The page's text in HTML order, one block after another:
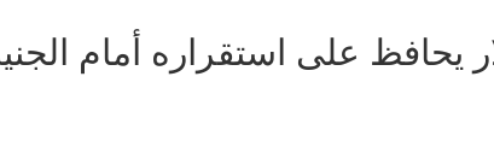
يحافظ على استقراره أمام